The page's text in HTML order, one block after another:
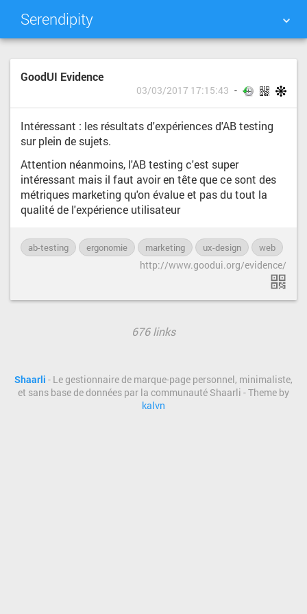
Serendipity
NUAGE DE TAGS MUR D'IMAGES
GoodUI Evidence
03/03/2017 17:15:43
Intéressant : les résultats d'expériences d'AB testing
sur plein de sujets.
Attention néanmoins, l'AB testing c'est super
intéressant mais il faut avoir en tête que ce sont des
métriques marketing qu'on évalue et pas du tout la
qualité de l'expérience utilisateur
ab-testing ergonomie marketing ux-design web
http://www.goodui.org/evidence/
676 links
Shaarli - Le gestionnaire de marque-page personnel, minimaliste,
et sans base de données par la communauté Shaarli - Theme by
kalvn